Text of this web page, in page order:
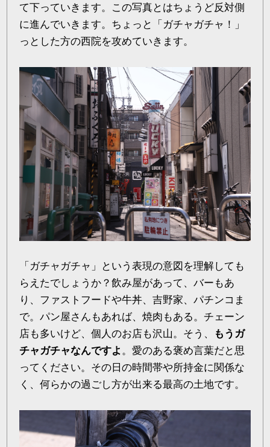
て下っていきます。この写真とはちょうど反対側
に進んでいきます。ちょっと「ガチャガチャ！」
っとした方の西院を攻めていきます。
「ガチャガチャ」という表現の意図を理解しても
らえたでしょうか？飲み屋があって、バーもあ
り、ファストフードや牛丼、吉野家、パチンコま
で。パン屋さんもあれば、焼肉もある。チェーン
店も多いけど、個人のお店も沢山。そう、
もうガ
チャガチャなんですよ。愛のある褒め言葉だと思
ってください。その日の時間帯や所持金に関係な
く、何らかの過ごし方が出来る最高の土地です。